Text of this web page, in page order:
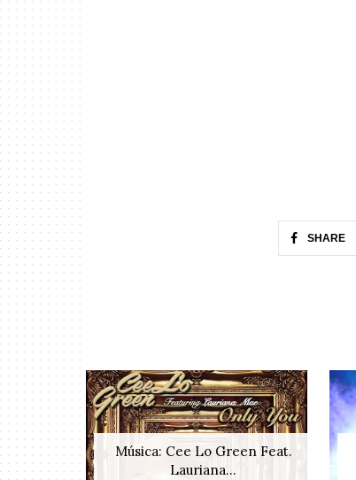
SHARE
Música: Cee Lo Green Feat.
Lauriana...